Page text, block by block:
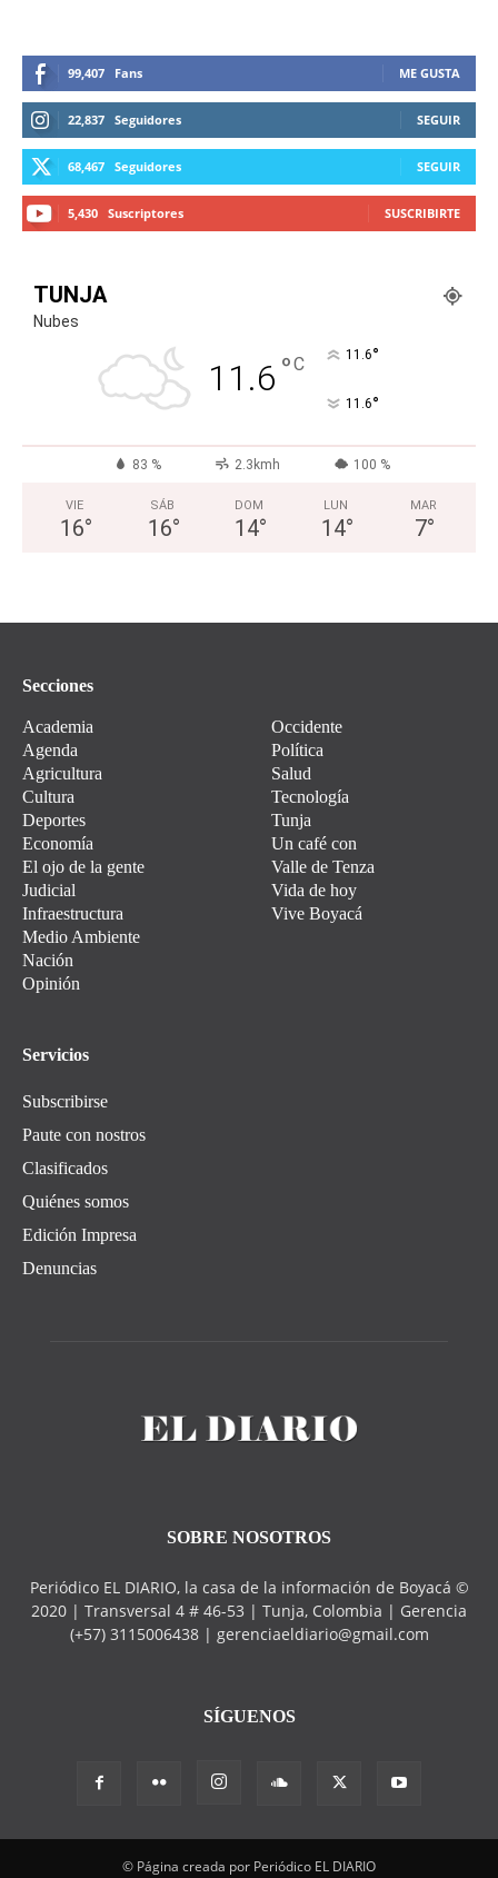
99,407 Fans ME GUSTA
22,837 Seguidores SEGUIR
68,467 Seguidores SEGUIR
5,430 Suscriptores SUSCRIBIRTE
TUNJA
Nubes
11.6 °C 11.6°
11.6°
83 % 2.3kmh 100 %
VIE
16°
SÁB
16°
DOM
14°
LUN
14°
MAR
7°
Secciones
Academia
Agenda
Agricultura
Cultura
Deportes
Economía
El ojo de la gente
Judicial
Infraestructura
Medio Ambiente
Nación
Opinión
Occidente
Política
Salud
Tecnología
Tunja
Un café con
Valle de Tenza
Vida de hoy
Vive Boyacá
Servicios
Subscribirse
Paute con nostros
Clasificados
Quiénes somos
Edición Impresa
Denuncias
SOBRE NOSOTROS
Periódico EL DIARIO, la casa de la información de Boyacá ©
2020 | Transversal 4 # 46-53 | Tunja, Colombia | Gerencia
(+57) 3115006438 | gerenciaeldiario@gmail.com
SÍGUENOS
© Página creada por Periódico EL DIARIO